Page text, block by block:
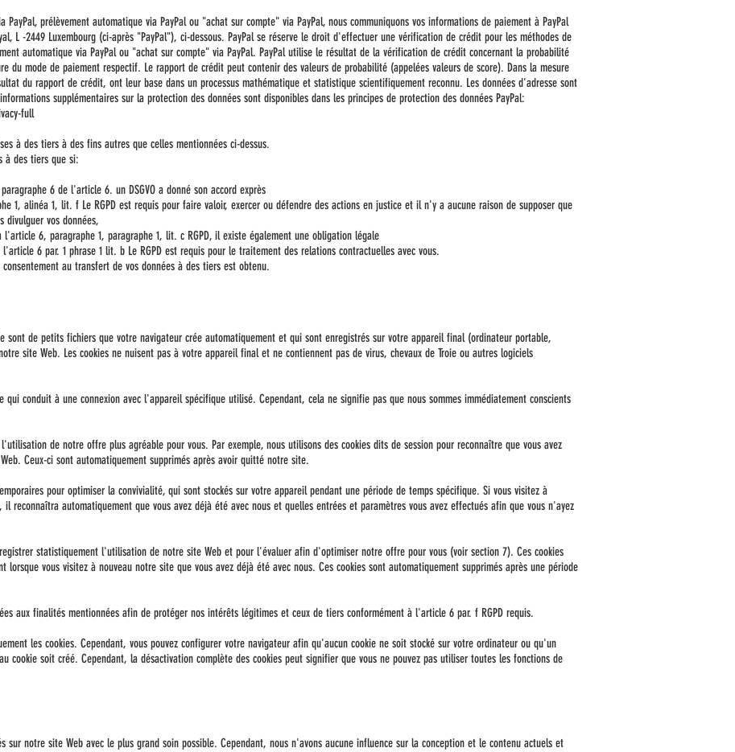
PayPal, prélèvement automatique via PayPal ou "achat sur compte" via PayPal, nous communiquons vos informations de paiement à PayPal
L -2449 Luxembourg (ci-après "PayPal"), ci-dessous. PayPal se réserve le droit d'effectuer une vérification de crédit pour les méthodes de
automatique via PayPal ou "achat sur compte" via PayPal. PayPal utilise le résultat de la vérification de crédit concernant la probabilité
du mode de paiement respectif. Le rapport de crédit peut contenir des valeurs de probabilité (appelées valeurs de score). Dans la mesure
du rapport de crédit, ont leur base dans un processus mathématique et statistique scientifiquement reconnu. Les données d'adresse sont
supplémentaires sur la protection des données sont disponibles dans les principes de protection des données PayPal:
full
à des tiers à des fins autres que celles mentionnées ci-dessus.
à des tiers que si:
6 de l'article 6. un DSGVO a donné son accord exprès
1, alinéa 1, lit. f Le RGPD est requis pour faire valoir, exercer ou défendre des actions en justice et il n'y a aucune raison de supposer que
vos données,
6, paragraphe 1, paragraphe 1, lit. c RGPD, il existe également une obligation légale
6 par. 1 phrase 1 lit. b Le RGPD est requis pour le traitement des relations contractuelles avec vous.
au transfert de vos données à des tiers est obtenu.
sont de petits fichiers que votre navigateur crée automatiquement et qui sont enregistrés sur votre appareil final (ordinateur portable,
site Web. Les cookies ne nuisent pas à votre appareil final et ne contiennent pas de virus, chevaux de Troie ou autres logiciels
qui conduit à une connexion avec l'appareil spécifique utilisé. Cependant, cela ne signifie pas que nous sommes immédiatement conscients
de notre offre plus agréable pour vous. Par exemple, nous utilisons des cookies dits de session pour reconnaître que vous avez
Ceux-ci sont automatiquement supprimés après avoir quitté notre site.
pour optimiser la convivialité, qui sont stockés sur votre appareil pendant une période de temps spécifique. Si vous visitez à
reconnaîtra automatiquement que vous avez déjà été avec nous et quelles entrées et paramètres vous avez effectués afin que vous n'ayez
statistiquement l'utilisation de notre site Web et pour l'évaluer afin d'optimiser notre offre pour vous (voir section 7). Ces cookies
lorsque vous visitez à nouveau notre site que vous avez déjà été avec nous. Ces cookies sont automatiquement supprimés après une période
aux finalités mentionnées afin de protéger nos intérêts légitimes et ceux de tiers conformément à l'article 6 par. f RGPD requis.
les cookies. Cependant, vous pouvez configurer votre navigateur afin qu'aucun cookie ne soit stocké sur votre ordinateur ou qu'un
cookie soit créé. Cependant, la désactivation complète des cookies peut signifier que vous ne pouvez pas utiliser toutes les fonctions de
sur notre site Web avec le plus grand soin possible. Cependant, nous n'avons aucune influence sur la conception et le contenu actuels et